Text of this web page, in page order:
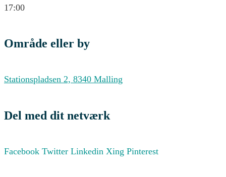
17:00
Område eller by
Stationspladsen 2, 8340 Malling
Del med dit netværk
Facebook Twitter Linkedin Xing Pinterest